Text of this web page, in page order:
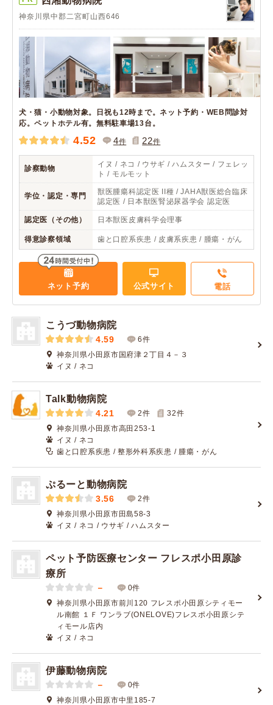
神奈川県中郡二宮町山西646
犬・猫・小動物対象。日祝も12時まで。ネット予約・WEB問診対
応。ペットホテル有。無料駐車場13台。
4.52 4件 22件
診察動物
イヌ / ネコ / ウサギ / ハムスター / フェレッ
ト / モルモット
学位・認定・専門
獣医腫瘍科認定医 II種 / JAHA獣医総合臨床
認定医 / 日本獣医腎泌尿器学会 認定医
認定医（その他） 日本獣医皮膚科学会理事
得意診察領域 歯と口腔系疾患 / 皮膚系疾患 / 腫瘍・がん
ネット予約 公式サイト 電話
こうづ動物病院
4.59
6件
神奈川県小田原市国府津２丁目４－３
イヌ / ネコ
Talk動物病院
4.21 2件 32件
神奈川県小田原市高田253-1
イヌ / ネコ
歯と口腔系疾患 / 整形外科系疾患 / 腫瘍・がん
ぷるーと動物病院
3.56
2件
神奈川県小田原市田島58-3
イヌ / ネコ / ウサギ / ハムスター
ペット予防医療センター フレスポ小田原診
療所
－
0件
神奈川県小田原市前川120 フレスポ小田原シティモー
ル南館 １Ｆ ワンラブ(ONELOVE)フレスポ小田原シテ
ィモール店内
イヌ / ネコ
伊藤動物病院
－
0件
神奈川県小田原市中里185-7